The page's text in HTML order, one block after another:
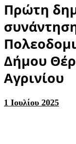
Πρώτη
Δήμου
Αγρινίου
1 Ιουλίου 2025